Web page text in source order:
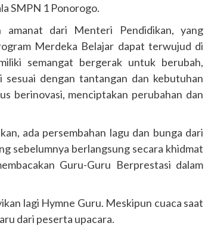
SMPN 1 Ponorogo.
amanat dari Menteri Pendidikan, yang
Merdeka Belajar dapat terwujud di
semangat bergerak untuk berubah,
sesuai dengan tantangan dan kebutuhan
berinovasi, menciptakan perubahan dan
ada persembahan lagu dan bunga dari
sebelumnya berlangsung secara khidmat
Guru-Guru Berprestasi dalam
lagi Hymne Guru. Meskipun cuaca saat
dari peserta upacara.